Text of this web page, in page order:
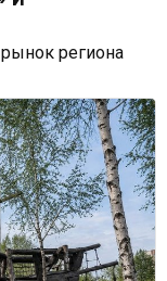
региона